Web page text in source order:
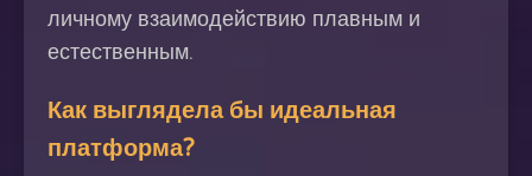
личному взаимодействию плавным и
естественным.
Как выглядела бы идеальная
платформа?